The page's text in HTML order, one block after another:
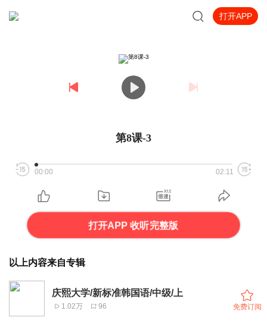
打开APP
第8课-3
00:00 02:11
打开APP 收听完整版
以上内容来自专辑
庆熙大学/新标准韩国语/中级/上
1.02万 96 免费订阅